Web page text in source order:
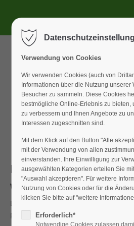
Der Eintrag "offcanvas-col2" existiert
Der Eintrag "offcanvas-col3"
Der Eintrag "offcanvas-col4"
Hochtour
Wochenende im
Es gibt sie tatsächlich noch – die
Fleckchen in dem vom Tourismus
Verwendung von Cookies
Wir verwenden Cookies (auch von
Informationen über die Nutzung unserer
Besucher zu sammeln. Diese Cookies
bestmögliche Online-Erlebnis zu bieten,
zu verbessern und Ihnen Angebote zu
Interessen zugeschnitten sind.
Mit dem Klick auf den Button "Alle
mit der Verwendung von allen
einverstanden. Ihre Einwilligung zur
ausgewählten Kategorien erteilen Sie
"Auswahl akzeptieren". Für weitere
Nutzung von Cookies oder für die
klicken Sie bitte auf "weitere
Erforderlich*
Notwendige Cookies zulassen